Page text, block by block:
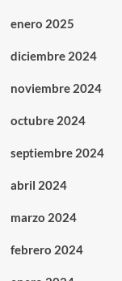
enero 2025
diciembre 2024
noviembre 2024
octubre 2024
septiembre 2024
abril 2024
marzo 2024
febrero 2024